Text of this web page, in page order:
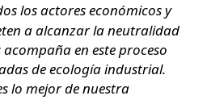
los actores económicos y
a alcanzar la neutralidad
en este proceso
de ecología industrial.
lo mejor de nuestra